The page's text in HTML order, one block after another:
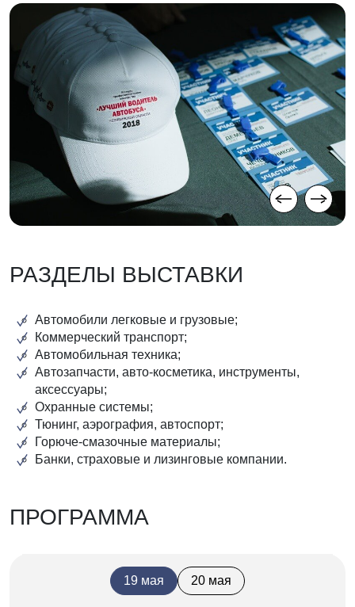
РАЗДЕЛЫ ВЫСТАВКИ
Автомобили легковые и грузовые;
Коммерческий транспорт;
Автомобильная техника;
Автозапчасти, авто-косметика, инструменты,
аксессуары;
Охранные системы;
Тюнинг, аэрография, автоспорт;
Горюче-смазочные материалы;
Банки, страховые и лизинговые компании.
ПРОГРАММА
19 мая 20 мая